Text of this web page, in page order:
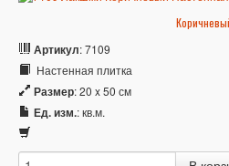
Артикул: 7109
Настенная плитка
Размер: 20 x 50 см
Ед. изм.: кв.м.